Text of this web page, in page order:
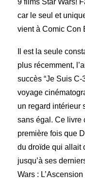
9 films Star Wars!
car le seul et
vient à Comic Con
Il est la seule
plus récemment,
succès “Je Suis C-
voyage
un regard intérieur
sans égal. Ce livre
première fois que
du droïde qui allait
jusqu’à ses
Wars :